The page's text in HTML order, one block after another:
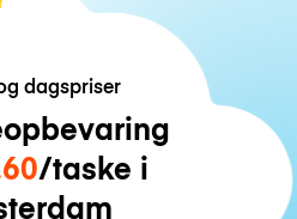
dagspriser
/taske i